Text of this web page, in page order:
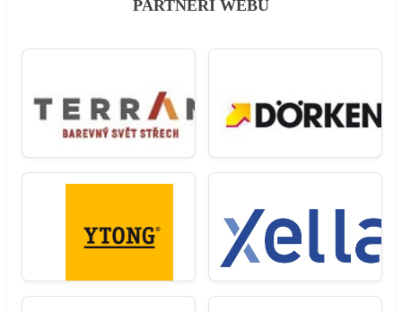
PARTNEŘI WEBU